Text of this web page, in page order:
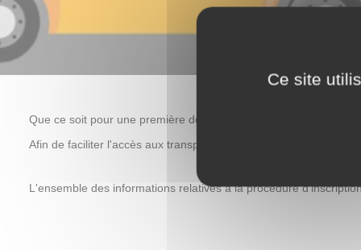
Que ce soit pour une première demande ou un
Afin de faciliter l'accès aux transports scolaires dès la rentrée
L'ensemble des informations relatives à la procédure
Ce site